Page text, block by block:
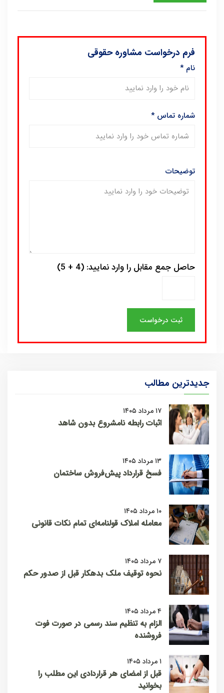
فرم درخواست مشاوره حقوقی
نام*
شماره تماس*
توضیحات
حاصل جمع مقابل را وارد نمایید: (4 + 5)
جدیدترین مطالب
۱۷ مرداد ۱۴۰۵
اثبات رابطه نامشروع بدون شاهد
۱۳ مرداد ۱۴۰۵
فسخ قرارداد پیش‌فروش ساختمان
۱۰ مرداد ۱۴۰۵
معامله املاک قولنامه‌ای تمام نکات قانونی
۷ مرداد ۱۴۰۵
نحوه توقیف ملک بدهکار قبل از صدور حکم
۴ مرداد ۱۴۰۵
الزام به تنظیم سند رسمی در صورت فوت
فروشنده
۱ مرداد ۱۴۰۵
قبل از امضای هر قراردادی این مطلب را
بخوانید